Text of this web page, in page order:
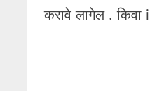
करावे लागेल .